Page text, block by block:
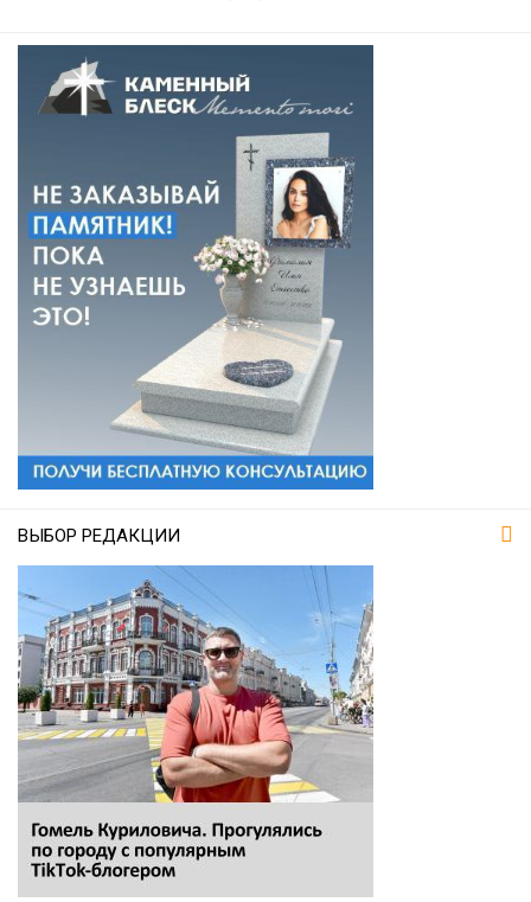
ВЫБОР РЕДАКЦИИ